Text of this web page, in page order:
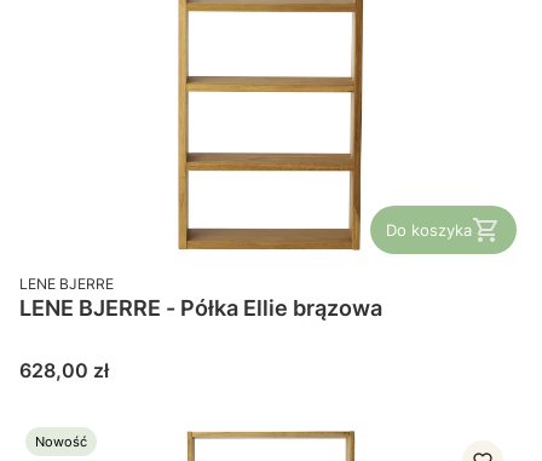
Do koszyka
PRODUCENT
LENE BJERRE
LENE BJERRE - Półka Ellie brązowa
Cena
628,00 zł
Nowość